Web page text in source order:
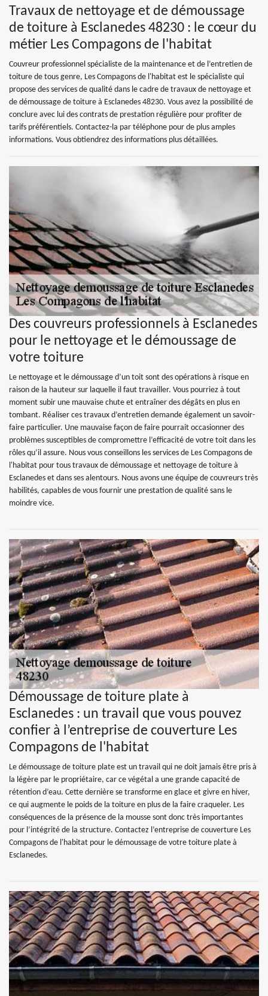
Travaux de nettoyage et de démoussage
de toiture à Esclanedes 48230 : le cœur du
métier Les Compagons de l'habitat
Couvreur professionnel spécialiste de la maintenance et de l’entretien de
toiture de tous genre, Les Compagons de l'habitat est le spécialiste qui
propose des services de qualité dans le cadre de travaux de nettoyage et
de démoussage de toiture à Esclanedes 48230. Vous avez la possibilité de
conclure avec lui des contrats de prestation régulière pour profiter de
tarifs préférentiels. Contactez-la par téléphone pour de plus amples
informations. Vous obtiendrez des informations plus détaillées.
Des couvreurs professionnels à Esclanedes
pour le nettoyage et le démoussage de
votre toiture
Le nettoyage et le démoussage d’un toit sont des opérations à risque en
raison de la hauteur sur laquelle il faut travailler. Vous pourriez à tout
moment subir une mauvaise chute et entraîner des dégâts en plus en
tombant. Réaliser ces travaux d’entretien demande également un savoir-
faire particulier. Une mauvaise façon de faire pourrait occasionner des
problèmes susceptibles de compromettre l’efficacité de votre toit dans les
rôles qu’il assure. Nous vous conseillons les services de Les Compagons de
l'habitat pour tous travaux de démoussage et nettoyage de toiture à
Esclanedes et dans ses alentours. Nous avons une équipe de couvreurs très
habilités, capables de vous fournir une prestation de qualité sans le
moindre vice.
Démoussage de toiture plate à
Esclanedes : un travail que vous pouvez
confier à l’entreprise de couverture Les
Compagons de l'habitat
Le démoussage de toiture plate est un travail qui ne doit jamais être pris à
la légère par le propriétaire, car ce végétal a une grande capacité de
rétention d’eau. Cette dernière se transforme en glace et givre en hiver,
ce qui augmente le poids de la toiture en plus de la faire craqueler. Les
conséquences de la présence de la mousse sont donc très importantes
pour l’intégrité de la structure. Contactez l’entreprise de couverture Les
Compagons de l'habitat pour le démoussage de votre toiture plate à
Esclanedes.